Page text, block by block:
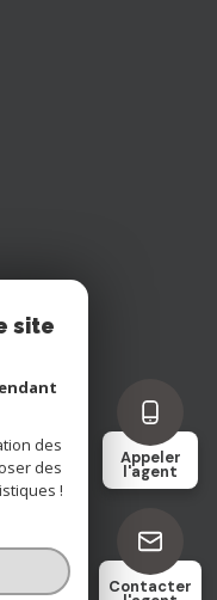
Appeler
l'agent
Contacter
site
des
des
!